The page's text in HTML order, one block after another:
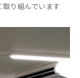
り組んでいます